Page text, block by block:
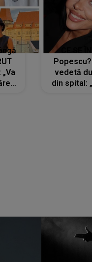
vedetă
din spital: